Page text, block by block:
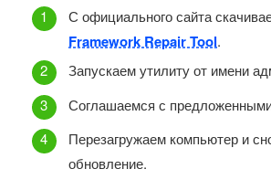
С официального сайта
Framework Repair Tool.
Запускаем утилиту от имени
Соглашаемся с
Перезагружаем компьютер и
обновление.